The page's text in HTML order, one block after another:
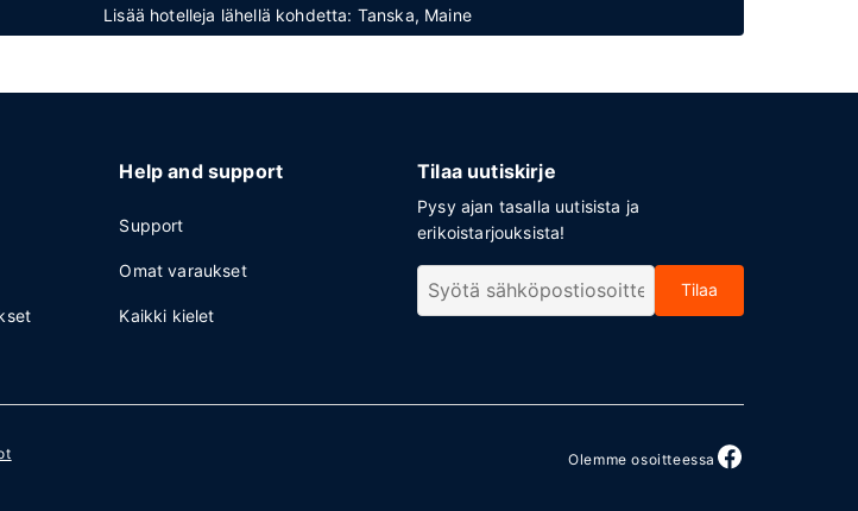
Lisää hotelleja lähellä kohdetta: Tanska, Maine
Help and support
Support
Omat varaukset
Kaikki kielet
Tilaa uutiskirje
Pysy ajan tasalla uutisista ja
erikoistarjouksista!
Tilaa
Olemme osoitteessa